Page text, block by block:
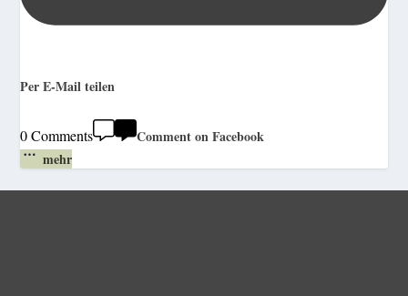
Per E-Mail teilen
0 Comments
Comment on Facebook
mehr